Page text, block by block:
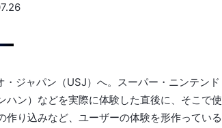
ジャパン（USJ）へ。スーパー・ニンテンド
ン）などを実際に体験した直後に、そこで使
り込みなど、ユーザーの体験を形作っている